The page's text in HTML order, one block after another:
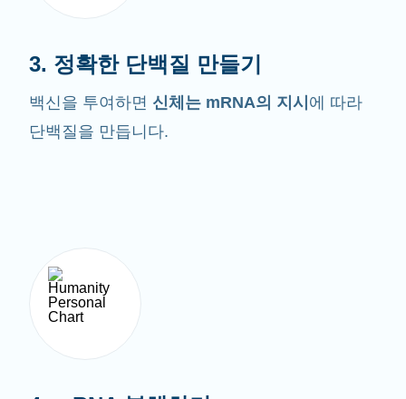
3. 정확한 단백질 만들기
백신을 투여하면 신체는 mRNA의 지시 에 따라
단백질을 만듭니다.